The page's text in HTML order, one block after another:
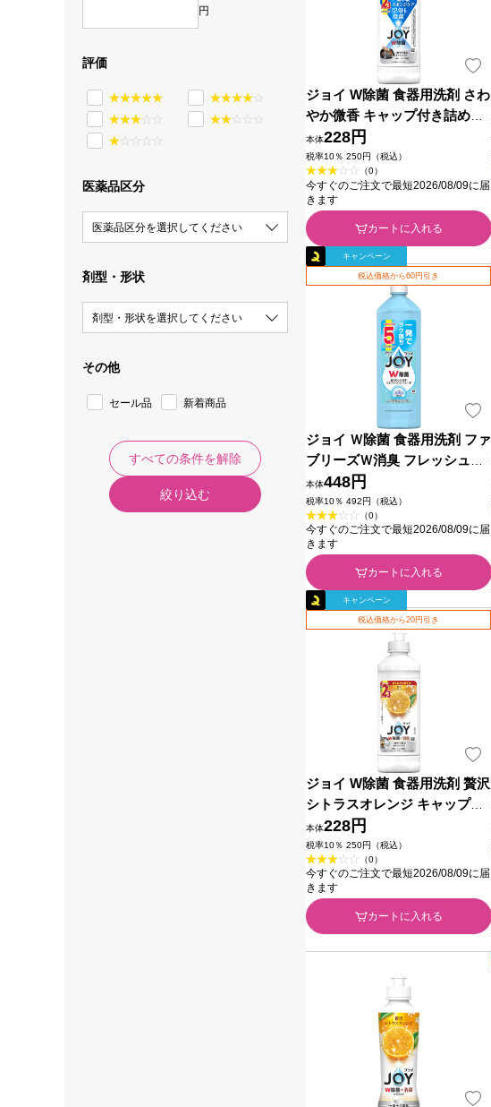
円
評価
医薬品区分
医薬品区分を選択してください
剤型・形状
剤型・形状を選択してください
その他
セール品 新着商品
すべての条件を解除
絞り込む
ジョイ W除菌 食器用洗剤 さわ
やか微香 キャップ付き詰め替
え ３００ｍＬ Ｐ＆Ｇジャパン
本体228円
税率10％ 250円（税込）
（0）
今すぐのご注文で最短2026/08/09に届
きます
カートに入れる
キャンペーン
税込価格から60円引き
ジョイ Ｗ除菌 食器用洗剤 ファ
ブリーズＷ消臭 フレッシュク
リーン 詰め替え ６７０ｍｌ Ｐ
＆Ｇジャパン
本体448円
税率10％ 492円（税込）
（0）
今すぐのご注文で最短2026/08/09に届
きます
カートに入れる
キャンペーン
税込価格から20円引き
ジョイ W除菌 食器用洗剤 贅沢
シトラスオレンジ キャップ付
き詰め替え ３００ｍＬ Ｐ＆Ｇ
ジャパン
本体228円
税率10％ 250円（税込）
（0）
今すぐのご注文で最短2026/08/09に届
きます
カートに入れる